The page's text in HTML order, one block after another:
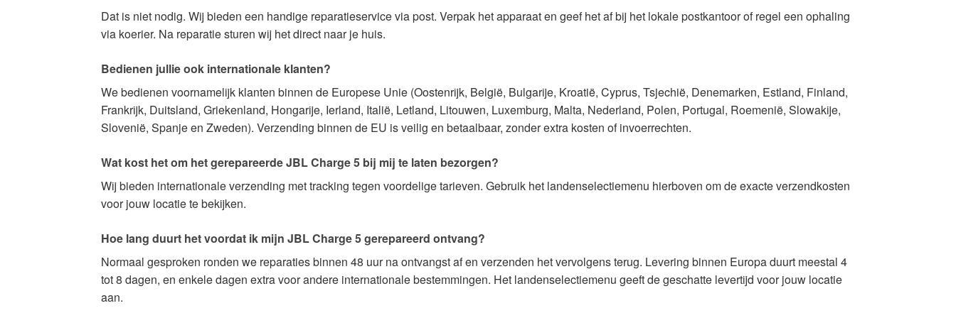
Dat is niet nodig. Wij bieden een handige reparatieservice via post. Verpak het apparaat en geef het af bij het lokale postkantoor of regel een ophaling
via koerier. Na reparatie sturen wij het direct naar je huis.
Bedienen jullie ook internationale klanten?
We bedienen voornamelijk klanten binnen de Europese Unie (Oostenrijk, België, Bulgarije, Kroatië, Cyprus, Tsjechië, Denemarken, Estland, Finland,
Frankrijk, Duitsland, Griekenland, Hongarije, Ierland, Italië, Letland, Litouwen, Luxemburg, Malta, Nederland, Polen, Portugal, Roemenië, Slowakije,
Slovenië, Spanje en Zweden). Verzending binnen de EU is veilig en betaalbaar, zonder extra kosten of invoerrechten.
Wat kost het om het gerepareerde JBL Charge 5 bij mij te laten bezorgen?
Wij bieden internationale verzending met tracking tegen voordelige tarieven. Gebruik het landenselectiemenu hierboven om de exacte verzendkosten
voor jouw locatie te bekijken.
Hoe lang duurt het voordat ik mijn JBL Charge 5 gerepareerd ontvang?
Normaal gesproken ronden we reparaties binnen 48 uur na ontvangst af en verzenden het vervolgens terug. Levering binnen Europa duurt meestal 4
tot 8 dagen, en enkele dagen extra voor andere internationale bestemmingen. Het landenselectiemenu geeft de geschatte levertijd voor jouw locatie
aan.